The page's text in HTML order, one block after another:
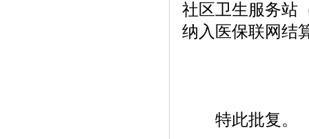
社区卫生服务站
纳入医保联网结
特此批复。